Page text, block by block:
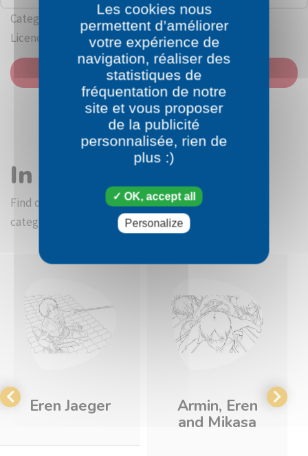
Category: Attack on Titan
Licence: Hajime Isayama - Kōdansha
PRINT
In the same category
Find other coloring pictures in the Attack on Titan
category
Eren Jaeger
Armin, Eren
and Mikasa
Les cookies nous
permettent d’améliorer
votre expérience de
navigation, réaliser des
statistiques de
fréquentation de notre
site et vous proposer
de la publicité
personnalisée, rien de
plus :)
OK, accept all
Personalize